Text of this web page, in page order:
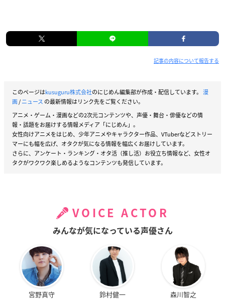
記事の内容について報告する
このページはkusuguru株式会社のにじめん編集部が作成・配信しています。 漫
画/ニュース の最新情報はリンク先をご覧ください。
アニメ・ゲーム・漫画などの2次元コンテンツや、声優・舞台・俳優などの情
報・話題をお届けする情報メディア「にじめん」。
女性向けアニメをはじめ、少年アニメやキャラクター作品、VTuberなどストリー
マーにも幅を広げ、オタクが気になる情報を幅広くお届けしています。
さらに、アンケート・ランキング・オタ活（推し活）お役立ち情報など、女性オ
タクがワクワク楽しめるようなコンテンツも発信しています。
VOICE ACTOR
みんなが気になっている声優さん
宮野真守 鈴村健一 森川智之